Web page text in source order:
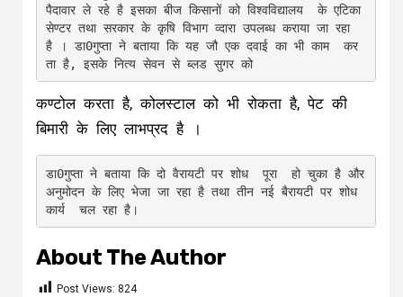
पैदावार ले रहे है इसका बीज किसानों को विश्वविद्यालय  के एटिका
सेण्टर तथा सरकार के कृषि विभाग व्दारा उपलब्ध कराया जा रहा
है । डा0गुप्ता ने बताया कि यह जौ एक दवाई का भी काम  कर
ता है, इसके नित्य सेवन से ब्लड सुगर को
कण्टोल करता है, कोलस्टाल को भी रोकता है, पेट की
बिमारी के लिए लाभप्रद है ।
डा0गुप्ता ने बताया कि दो वैरायटी पर शोध  पूरा  हो चुका है और
अनुमोदन के लिए भेजा जा रहा है तथा तीन नई बैरायटी पर शोध
About The Author
Post Views: 824